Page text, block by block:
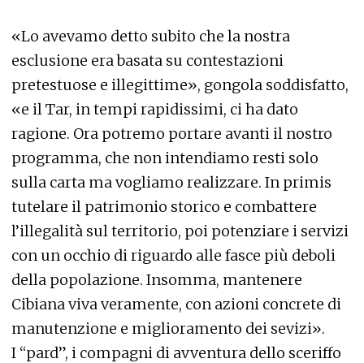
«Lo avevamo detto subito che la nostra
esclusione era basata su contestazioni
pretestuose e illegittime», gongola soddisfatto,
«e il Tar, in tempi rapidissimi, ci ha dato
ragione. Ora potremo portare avanti il nostro
programma, che non intendiamo resti solo
sulla carta ma vogliamo realizzare. In primis
tutelare il patrimonio storico e combattere
l’illegalità sul territorio, poi potenziare i servizi
con un occhio di riguardo alle fasce più deboli
della popolazione. Insomma, mantenere
Cibiana viva veramente, con azioni concrete di
manutenzione e miglioramento dei sevizi».
I “pard”, i compagni di avventura dello sceriffo